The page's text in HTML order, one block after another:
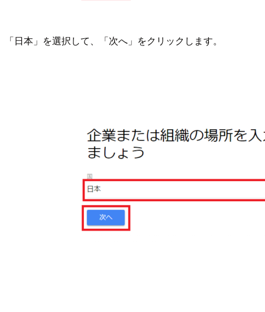
「日本」を選択して、「次へ」をクリックします。